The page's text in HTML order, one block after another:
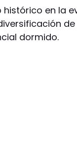
en la
dormido.